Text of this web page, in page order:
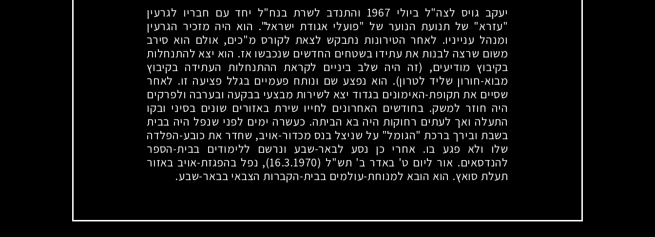
יעקב גויס לצה"ל ביולי 1967 והתנדב לשרת בנח"ל יחד עם חבריו לגרעין
"עזרא" של תנועת הנוער של "פועלי אגודת ישראל". הוא היה מזכיר הגרעין
ומנהל ענייניו. לאחר הטירונות נתבקש לצאת לקורס מ"כים, אולם הוא סירב
משום שרצה לבנות את עתידו בשטחים החדשים שנכבשו אז. הוא יצא להתנחלות
בקיבוץ מודיעים, (זה היה שלב ביניים לקראת ההתנחלות העתידה בקיבוץ
מבוא-חורון שליד לטרון). הוא נפצע שם ונותח פעמיים בגלל פציעה זו. לאחר
שסיים את תקופת-האימונים בגדוד יצא לשירות מבצעי בבקעה ובערבה ולפרקים
היה חוזר למשק. בחודשים האחרונים לחייו שירת באזורים שונים בסיני ובקו
התעלה ואך לעתים רחוקות היה בא הביתה. כעשרה ימים לפני שנפל היה בבית
בשבת ובירך ברכת "הגומל" על שניצל בנס מכדור-אויב, שחדר את כובע-הפלדה
שלו ולא פגע בו. אחרי כן נסע לבאר-שבע ונרשם ללימודים בבית-הספר
להנדסאים. אור ליום ט' באדר ב' תש"ל (16.3.1970)
, נפל בהפגזת-אויב באזור
תעלת סואץ. הוא הובא למנוחת-עולמים בבית-הקברות הצבאי בבאר-שבע.